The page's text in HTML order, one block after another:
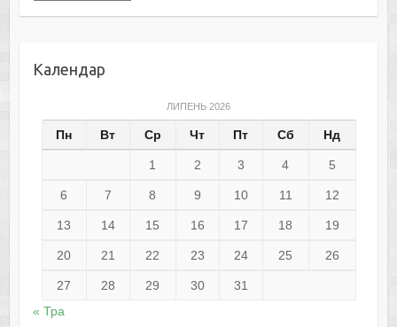
Календар
ЛИПЕНЬ 2026
Пн Вт Ср Чт Пт Сб Нд
1 2 3 4 5
6 7 8 9 10 11 12
13 14 15 16 17 18 19
20 21 22 23 24 25 26
27 28 29 30
31
« Тра